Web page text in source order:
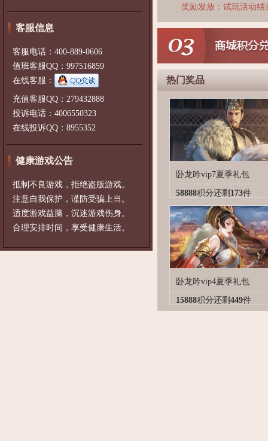
客服信息
客服电话：400-889-0606
值班客服QQ：997516859
在线客服：
充值客服QQ：279432888
投诉电话：4006550323
在线投诉QQ：8955352
健康游戏公告
抵制不良游戏，拒绝盗版游戏。
注意自我保护，谨防受骗上当。
适度游戏益脑，沉迷游戏伤身。
合理安排时间，享受健康生活。
奖励发放：试玩活动
热门奖品
卧龙吟vip7夏季礼包
58888积分还剩 173件
卧龙吟vip4夏季礼包
15888积分还剩 449件